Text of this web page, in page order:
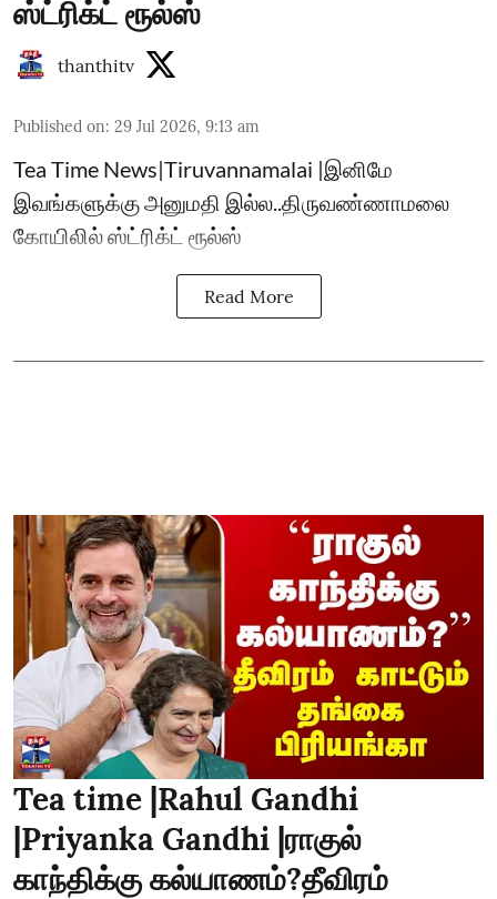
ஸ்ட்ரிக்ட் ரூல்ஸ்
thanthitv
Published on: 29 Jul 2026, 9:13 am
Tea Time News|Tiruvannamalai |இனிமே
இவங்களுக்கு அனுமதி இல்ல..திருவண்ணாமலை
கோயிலில் ஸ்ட்ரிக்ட் ரூல்ஸ்
Read More
Tea time |Rahul Gandhi
|Priyanka Gandhi |ராகுல்
காந்திக்கு கல்யாணம்?தீவிரம்